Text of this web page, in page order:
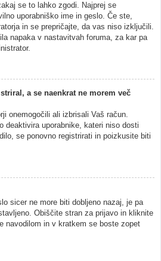
se to lahko zgodi. Najprej se
uporabniško ime in geslo. Če ste,
in se prepričajte, da vas niso izključili.
napaka v nastavitvah foruma, za kar pa
a se naenkrat ne morem več
onemogočili ali izbrisali Vaš račun.
deaktivira uporabnike, kateri niso dosti
se ponovno registrirati in poizkusite biti
sicer ne more biti dobljeno nazaj, je pa
Obiščite stran za prijavo in kliknite
navodilom in v kratkem se boste zopet